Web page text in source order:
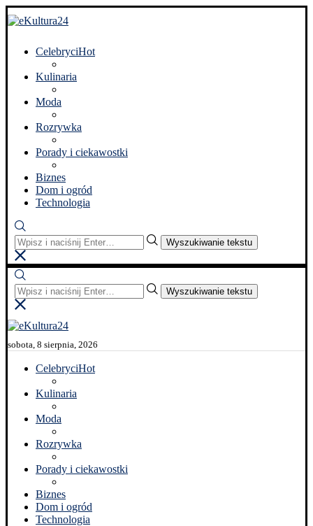
CelebryciHot
Kulinaria
Moda
Rozrywka
Porady i ciekawostki
Biznes
Dom i ogród
Technologia
Wyszukiwanie tekstu
Wyszukiwanie tekstu
sobota, 8 sierpnia, 2026
CelebryciHot
Kulinaria
Moda
Rozrywka
Porady i ciekawostki
Biznes
Dom i ogród
Technologia